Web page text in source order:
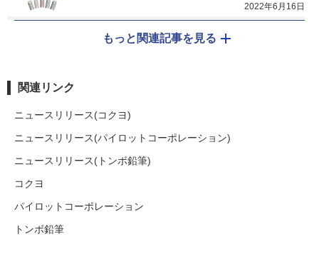
2022年6月16日
もっと関連記事を見る
関連リンク
ニュースリリース(コクヨ)
ニュースリリース(パイロットコーポレーション)
ニュースリリース(トンボ鉛筆)
コクヨ
パイロットコーポレーション
トンボ鉛筆